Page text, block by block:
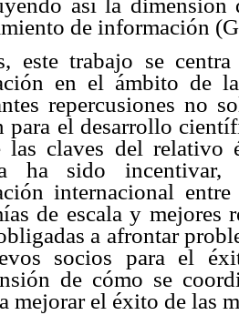
de información
este trabajo se
en el ámbito de
repercusiones no
para el desarrollo
las claves del
ha sido incentivar,
internacional
de escala y mejores
a afrontar
socios para el
de cómo se
mejorar el éxito de las